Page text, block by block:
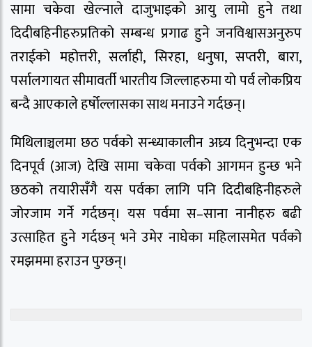
सामा चकेवा खेल्नाले दाजुभाइको आयु लामो हुने तथा
दिदीबहिनीहरुप्रतिको सम्बन्ध प्रगाढ हुने जनविश्वासअनुरुप
तराईको महोत्तरी, सर्लाही, सिरहा, धनुषा, सप्तरी, बारा,
पर्सालगायत सीमावर्ती भारतीय जिल्लाहरुमा यो पर्व लोकप्रिय
बन्दै आएकाले हर्षोल्लासका साथ मनाउने गर्दछन्।
मिथिलाञ्चलमा छठ पर्वको सन्ध्याकालीन अघ्र्य दिनुभन्दा एक
दिनपूर्व (आज) देखि सामा चकेवा पर्वको आगमन हुन्छ भने
छठको तयारीसँगै यस पर्वका लागि पनि दिदीबहिनीहरुले
जोरजाम गर्ने गर्दछन्। यस पर्वमा स–साना नानीहरु बढी
उत्साहित हुने गर्दछन् भने उमेर नाघेका महिलासमेत पर्वको
रमझममा हराउन पुग्छन्।